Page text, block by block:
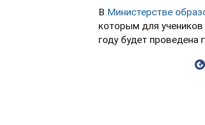
В Министерстве
которым для
году будет проведена